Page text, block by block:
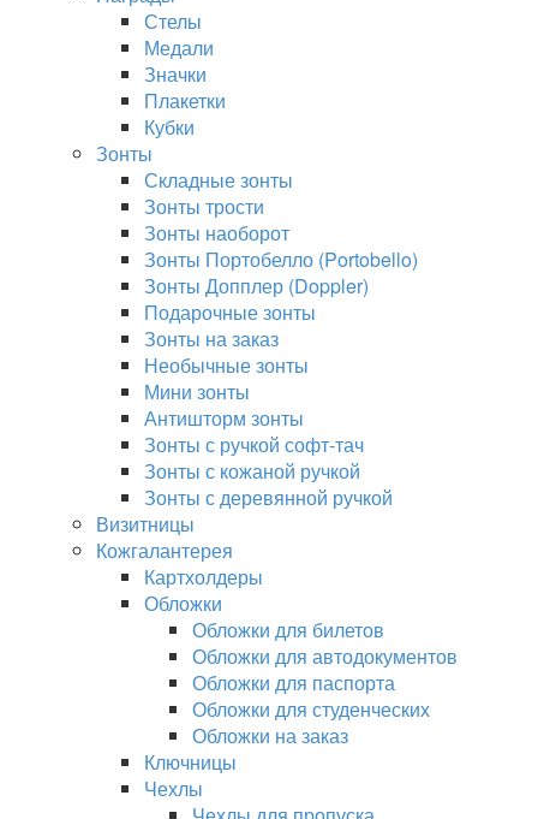
Стелы
Медали
Значки
Плакетки
Кубки
Зонты
Складные зонты
Зонты трости
Зонты наоборот
Зонты Портобелло (Portobello)
Зонты Допплер (Doppler)
Подарочные зонты
Зонты на заказ
Необычные зонты
Мини зонты
Антишторм зонты
Зонты с ручкой софт-тач
Зонты с кожаной ручкой
Зонты с деревянной ручкой
Визитницы
Кожгалантерея
Картхолдеры
Обложки
Обложки для билетов
Обложки для автодокументов
Обложки для паспорта
Обложки для студенческих
Обложки на заказ
Ключницы
Чехлы